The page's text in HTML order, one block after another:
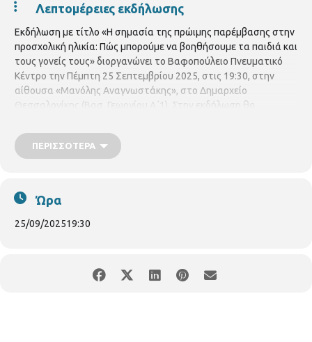
Λεπτομέρειες εκδήλωσης
Εκδήλωση με τίτλο «Η σημασία της πρώιμης παρέμβασης στην
προσχολική ηλικία: Πώς μπορούμε να βοηθήσουμε τα παιδιά και
τους γονείς τους» διοργανώνει το Βαφοπούλειο Πνευματικό
Κέντρο την Πέμπτη 25 Σεπτεμβρίου 2025, στις 19:30, στην
αίθουσα «Μανόλης Αναγνωστάκης», στο Δημαρχείο
Θεσσαλονίκης (Βασ. Γεωργίου Α΄1). Στην εκδήλωση θα
Εφήβου (ΣΥΜΕΠΕ) και το Σωματείο Μέριμνας Παιδιού, με
ομιλήτριες τις:
ομιλήτρια)
Χριστίνα Χατζηδημητρίου, κλινική ψυχολόγο Phd
ΠΕΡΙΣΣΌΤΕΡΑ
Ώρα
25/09/202519:30